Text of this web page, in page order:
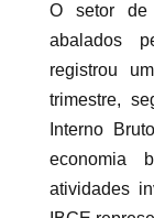
O setor de
abalados
registrou
trimestre,
Interno
economia
atividades